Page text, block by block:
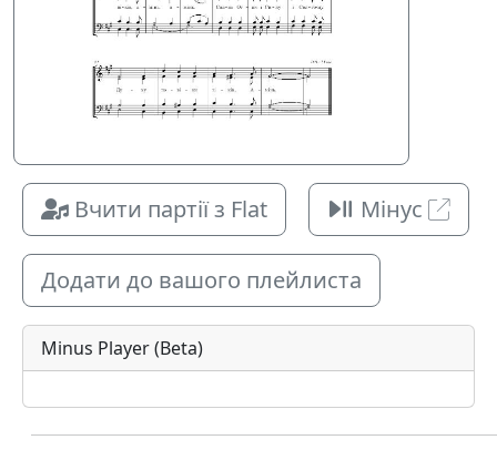
Вчити партії з Flat Мінус
Додати до вашого плейлиста
Minus Player (Beta)